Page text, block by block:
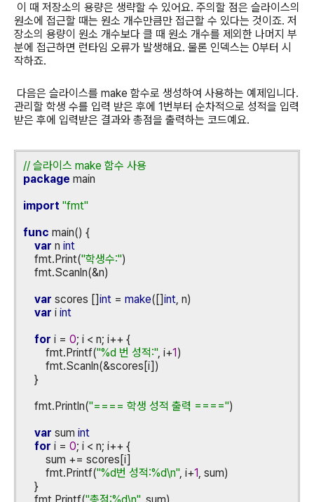
이 때 저장소의 용량은 생략할 수 있어요. 주의할 점은 슬라이스의
원소에 접근할 때는 원소 개수만큼만 접근할 수 있다는 것이죠. 저
장소의 용량이 원소 개수보다 클 때 원소 개수를 제외한 나머지 부
분에 접근하면 런타임 오류가 발생해요. 물론 인덱스는 0부터 시
작하죠.
다음은 슬라이스를 make 함수로 생성하여 사용하는 예제입니다.
관리할 학생 수를 입력 받은 후에 1 번부터 순차적으로 성적을 입력
받은 후에 입력받은 결과와 총점을 출력하는 코드예요.
// 슬라이스 make 함수 사용
package main
import "fmt"
func main() {
var n int
fmt.Print("학생수:")
fmt.Scanln(&n)
var scores []int = make([]int, n)
var i int
for i = 0; i < n; i++ {
fmt.Printf("%d 번 성적:", i+1 )
fmt.Scanln(&scores[i])
}
fmt.Println("==== 학생 성적 출력 ====")
var sum int
for i = 0; i < n; i++ {
sum += scores[i]
fmt.Printf("%d번 성적:%d\n", i+1, sum)
}